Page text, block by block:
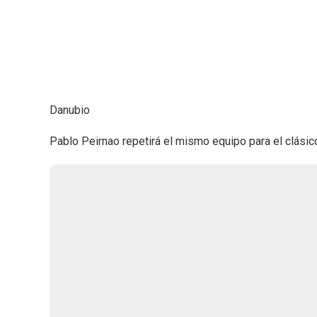
Danubio
Pablo Peirnao repetirá el mismo equipo para el